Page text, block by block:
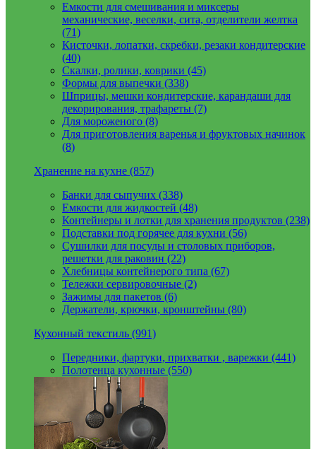
Емкости для смешивания и миксеры
механические, веселки, сита, отделители желтка
(71)
Кисточки, лопатки, скребки, резаки кондитерские
(40)
Скалки, ролики, коврики (45)
Формы для выпечки (338)
Шприцы, мешки кондитерские, карандаши для
декорирования, трафареты (7)
Для мороженого (8)
Для приготовления варенья и фруктовых начинок
(8)
Хранение на кухне (857)
Банки для сыпучих (338)
Емкости для жидкостей (48)
Контейнеры и лотки для хранения продуктов (238)
Подставки под горячее для кухни (56)
Сушилки для посуды и столовых приборов,
решетки для раковин (22)
Хлебницы контейнерого типа (67)
Тележки сервировочные (2)
Зажимы для пакетов (6)
Держатели, крючки, кронштейны (80)
Кухонный текстиль (991)
Передники, фартуки, прихватки , варежки (441)
Полотенца кухонные (550)